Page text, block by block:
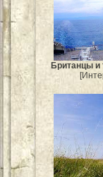
Британцы и